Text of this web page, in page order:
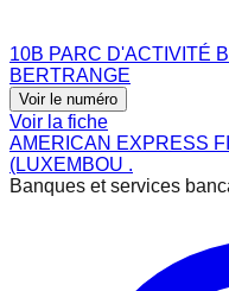
10B PARC D'ACTIVITÉ
BERTRANGE
Voir le numéro
Voir la fiche
AMERICAN EXPRESS
(LUXEMBOU .
Banques et services